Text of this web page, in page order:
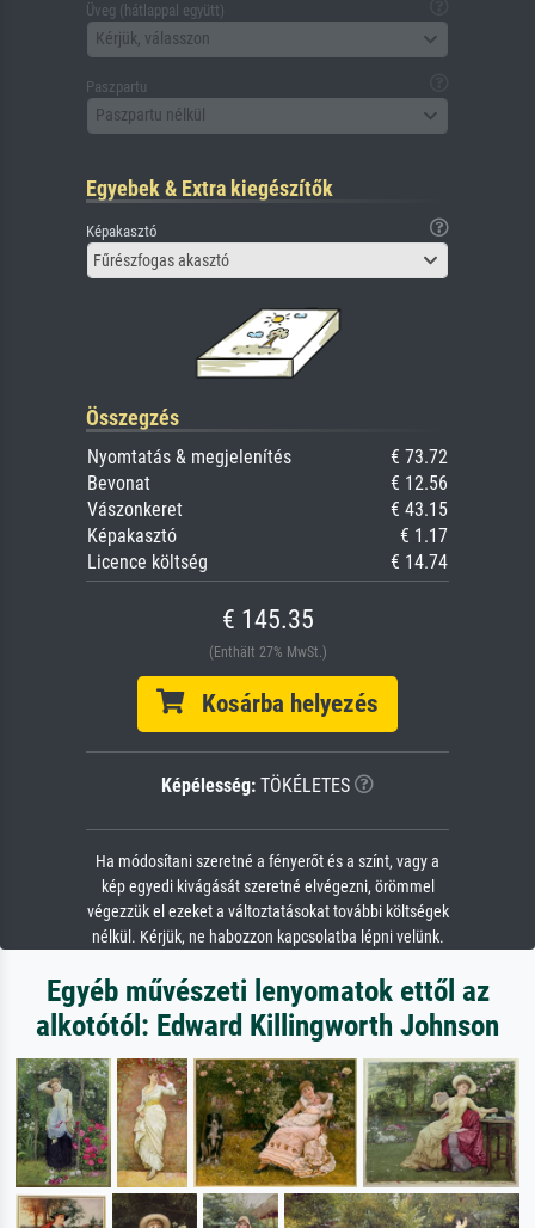
Üveg (hátlappal együtt)
Kérjük, válasszon
Paszpartu
Paszpartu nélkül
Egyebek & Extra kiegészítők
Képakasztó
Fűrészfogas akasztó
Összegzés
Nyomtatás & megjelenítés
€ 73.72
Bevonat
€ 12.56
Vászonkeret
€ 43.15
Képakasztó
€ 1.17
Licence költség
€ 14.74
€ 145.35
(Enthält 27% MwSt.)
Kosárba helyezés
Képélesség: TÖKÉLETES
Ha módosítani szeretné a fényerőt és a színt, vagy a
kép egyedi kivágását szeretné elvégezni, örömmel
végezzük el ezeket a változtatásokat további költségek
nélkül. Kérjük, ne habozzon kapcsolatba lépni velünk.
Egyéb művészeti lenyomatok ettől az
alkotótól: Edward Killingworth Johnson